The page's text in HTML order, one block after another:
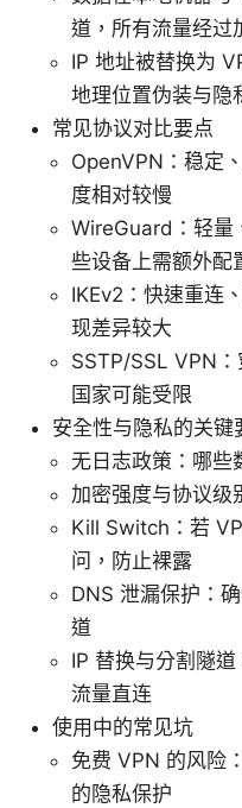
道，所有流量经过
IP 地址被替换为
地理位置伪装与隐
常见协议对比要点
OpenVPN：稳定
度相对较慢
WireGuard：轻量
些设备上需额外配
IKEv2：快速重连
现差异较大
SSTP/SSL VPN
国家可能受限
安全性与隐私的关键
无日志政策：哪些
加密强度与协议
Kill Switch：若
问，防止裸露
DNS 泄漏保护：
道
IP 替换与分割隧
流量直连
使用中的常见坑
免费 VPN 的风险
的隐私保护